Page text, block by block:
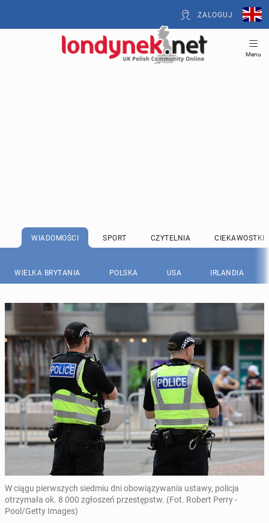
ZALOGUJ
Menu
WIADOMOŚCI SPORT CZYTELNIA CIEKAWOSTKI
WIELKA BRYTANIA POLSKA USA IRLANDIA
W ciągu pierwszych siedmiu dni obowiązywania ustawy, policja
otrzymała ok. 8 000 zgłoszeń przestępstw. (Fot. Robert Perry -
Pool/Getty Images)